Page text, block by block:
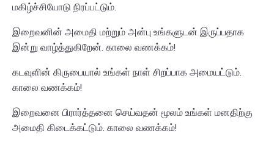
மகிழ்ச்சியோடு நிரப்பட்டும்.
இறைவனின் அமைதி மற்றும் அன்பு உங்களுடன் இருப்பதாக
இன்று வாழ்த்துகிறேன். காலை வணக்கம்!
கடவுளின் கிருபையால் உங்கள் நாள் சிறப்பாக அமையட்டும்.
காலை வணக்கம்!
இறைவனை பிரார்த்தனை செய்வதன் மூலம் உங்கள் மனதிற்கு
அமைதி கிடைக்கட்டும். காலை வணக்கம்!